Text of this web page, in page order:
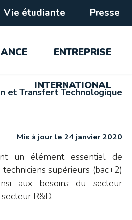
Vie étudiante Presse
ENTREPRISE
INTERNATIONAL
et Transfert Technologique
Mis à jour le 24 janvier 2020
un élément essentiel de
supérieurs (bac+2)
aux besoins du secteur
R&D.